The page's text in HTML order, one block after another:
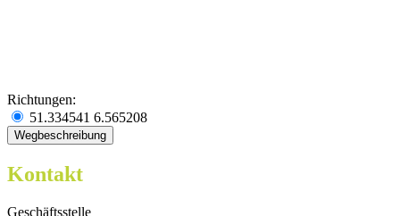
Richtungen:
51.334541 6.565208
Kontakt
Geschäftsstelle